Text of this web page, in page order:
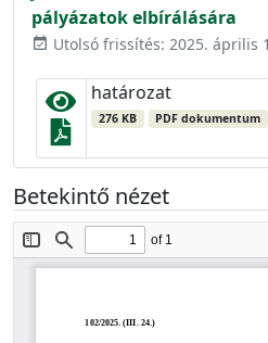
pályázatok elbírálására
event_available Utolsó frissítés: 2025. április
határozat
276 KB PDF dokumentum
Betekintő nézet